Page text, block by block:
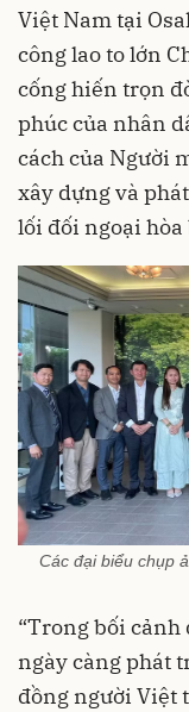
Việt Nam tại
công lao to lớn
cống hiến trọn
phúc của nhân
cách của Người
xây dựng và
lối đối ngoại
Các đại biểu chụp
“Trong bối
ngày càng phát
đồng người Việt